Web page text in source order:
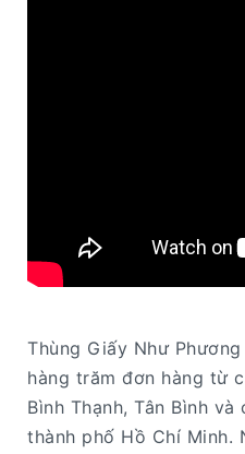
Thùng Giấy Như
hàng trăm đơn hàng từ
Bình Thạnh, Tân Bình
thành phố Hồ Chí Minh.